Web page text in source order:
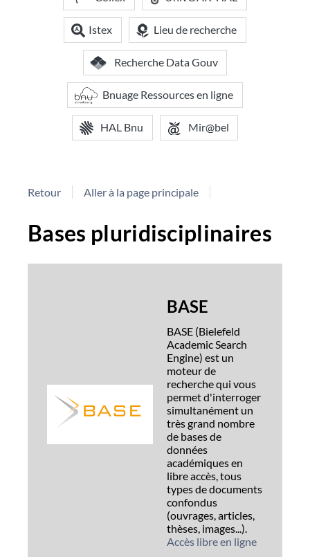
Istex Lieu de recherche
Recherche Data Gouv
Bnuage Ressources en ligne
HAL Bnu Mir@bel
Retour Aller à la page principale
Bases pluridisciplinaires
BASE
BASE (Bielefeld
Academic Search
Engine) est un
moteur de
recherche qui vous
permet d'interroger
simultanément un
très grand nombre
de bases de
données
académiques en
libre accès, tous
types de documents
confondus
(ouvrages, articles,
thèses, images...).
Accès libre en ligne